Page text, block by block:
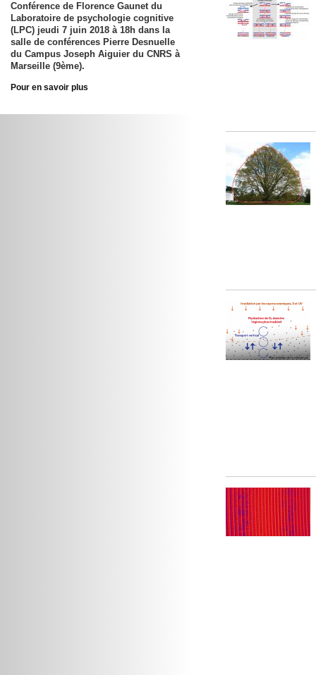
Conférence de Florence Gaunet du
Laboratoire de psychologie cognitive
(LPC) jeudi 7 juin 2018 à 18h dans la
salle de conférences Pierre Desnuelle
du Campus Joseph Aiguier du CNRS à
Marseille (9ème).
Pour en savoir plus